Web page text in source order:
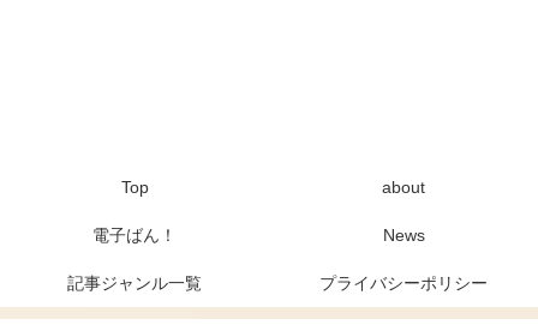
Top about
電子ばん！ News
記事ジャンル一覧 プライバシーポリシー